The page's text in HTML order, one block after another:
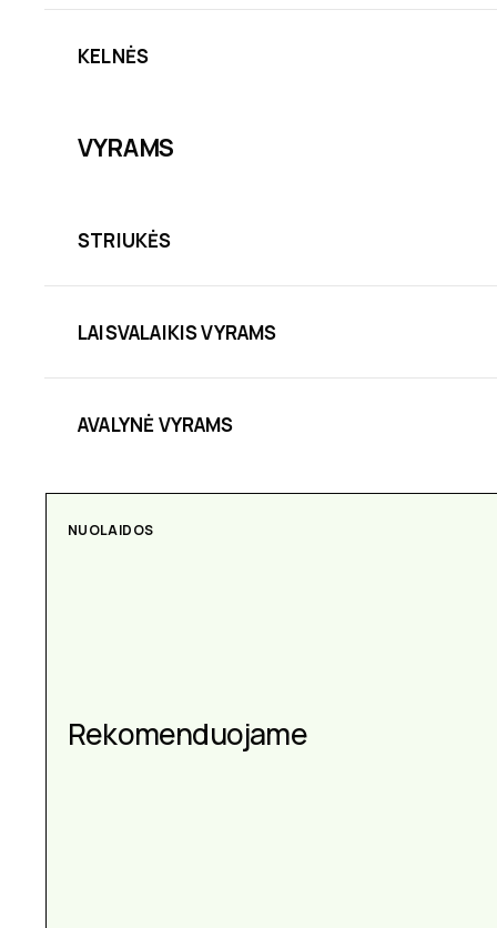
KELNĖS
VYRAMS
STRIUKĖS
LAISVALAIKIS VYRAMS
AVALYNĖ VYRAMS
NUOLAIDOS
Rekomenduojame